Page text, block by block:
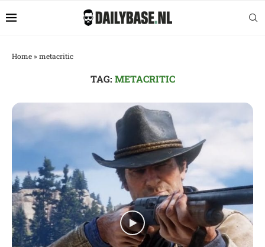
Home» metacritic
TAG: METACRITIC